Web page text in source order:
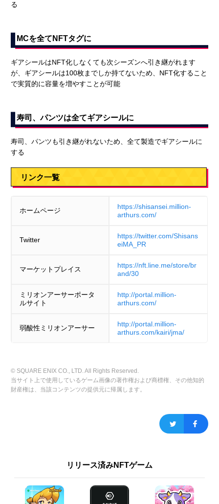
る
MCを全てNFTタグに
ギアシールはNFT化しなくても次シーズンへ引き継がれます
が、ギアシールは100枚までしか持てないため、NFT化すること
で実質的に容量を増やすことが可能
寿司、パンツは全てギアシールに
寿司、パンツも引き継がれないため、全て製造でギアシールに
する
リンク一覧
ホームページ
https://shisansei.million-
arthurs.com/
Twitter
https://twitter.com/Shisans
eiMA_PR
マーケットプレイス
https://nft.line.me/store/br
and/30
ミリオンアーサーポータ
ルサイト
http://portal.million-
arthurs.com/
弱酸性ミリオンアーサー
http://portal.million-
arthurs.com/kairi/jma/
© SQUARE ENIX CO., LTD. All Rights Reserved.
当サイト上で使用しているゲーム画像の著作権および商標権、その他知的
財産権は、当該コンテンツの提供元に帰属します。
リリース済みNFTゲーム